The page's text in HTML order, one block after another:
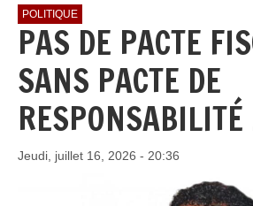
POLITIQUE
PAS DE PACTE
SANS PACTE DE
RESPONSABILITÉ
Jeudi, juillet 16, 2026 - 20:36